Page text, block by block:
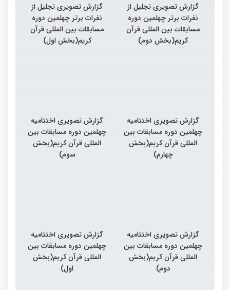
گزارش تصویری تجلیل از
نفرات برتر چهلمین دوره
مسابقات بین المللی قرآن
کریم(بخش دوم)
گزارش تصویری تجلیل از
نفرات برتر چهلمین دوره
مسابقات بین المللی قرآن
کریم(بخش اول)
گزارش تصویری اختتامیه
چهلمین دوره مسابقات بین
المللی قرآن کریم(بخش
چهارم)
گزارش تصویری اختتامیه
چهلمین دوره مسابقات بین
المللی قرآن کریم(بخش
سوم)
گزارش تصویری اختتامیه
چهلمین دوره مسابقات بین
المللی قرآن کریم(بخش
دوم)
گزارش تصویری اختتامیه
چهلمین دوره مسابقات بین
المللی قرآن کریم(بخش
اول)